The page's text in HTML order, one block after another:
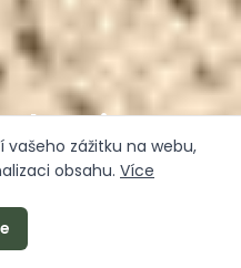
Suites
vašeho zážitku na webu,
obsahu. Více